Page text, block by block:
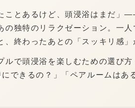
ことあるけど、頭浸浴はまだ
の独特のリラクゼーション。一
、終わったあとの「スッキリ感
ルで頭浸浴を楽しむための選び
できるの？」「ペアルームはあ